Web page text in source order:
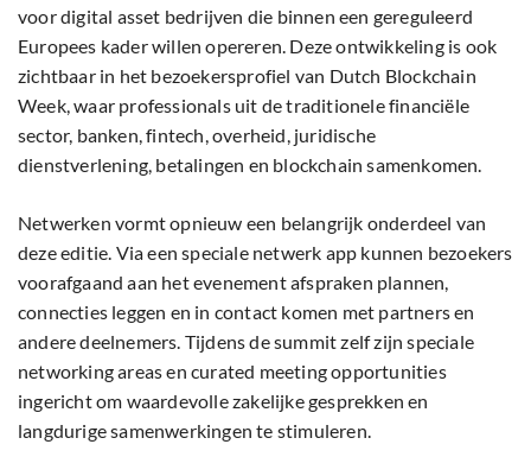
voor digital asset bedrijven die binnen een gereguleerd
Europees kader willen opereren. Deze ontwikkeling is ook
zichtbaar in het bezoekersprofiel van Dutch Blockchain
Week, waar professionals uit de traditionele financiële
sector, banken, fintech, overheid, juridische
dienstverlening, betalingen en blockchain samenkomen.
Netwerken vormt opnieuw een belangrijk onderdeel van
deze editie. Via een speciale netwerk app kunnen bezoekers
voorafgaand aan het evenement afspraken plannen,
connecties leggen en in contact komen met partners en
andere deelnemers. Tijdens de summit zelf zijn speciale
networking areas en curated meeting opportunities
ingericht om waardevolle zakelijke gesprekken en
langdurige samenwerkingen te stimuleren.